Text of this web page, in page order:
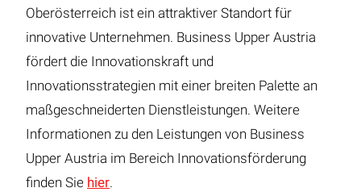
Oberösterreich ist ein attraktiver Standort für
innovative Unternehmen. Business Upper Austria
fördert die Innovationskraft und
Innovationsstrategien mit einer breiten Palette an
maßgeschneiderten Dienstleistungen. Weitere
Informationen zu den Leistungen von Business
Upper Austria im Bereich Innovationsförderung
finden Sie hier.